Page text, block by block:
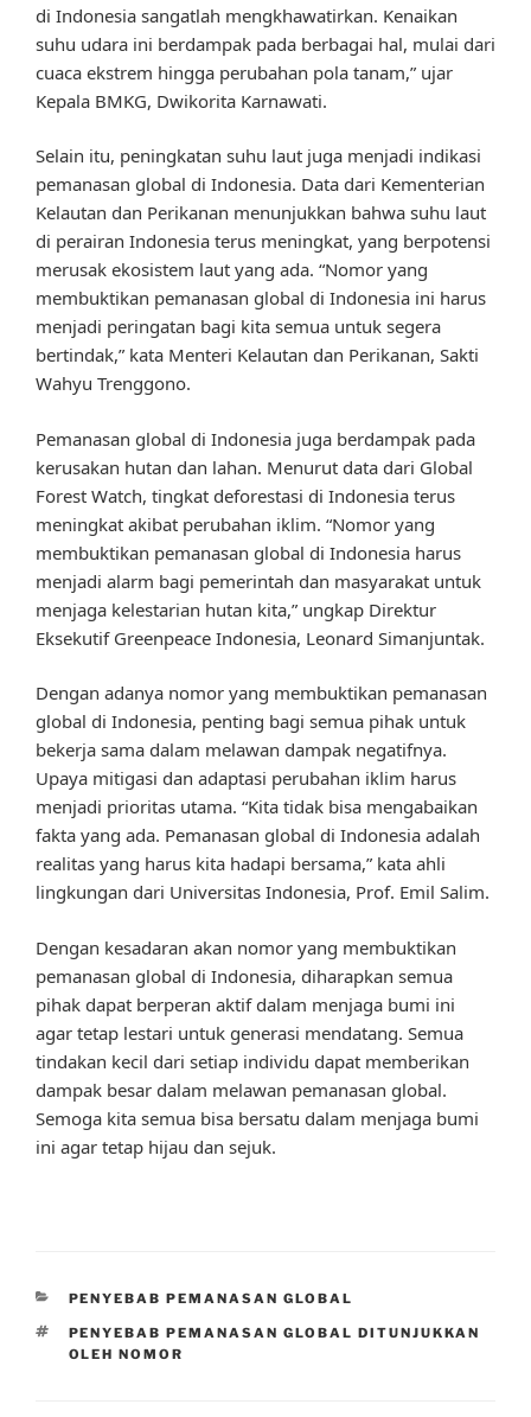
di Indonesia sangatlah mengkhawatirkan. Kenaikan
suhu udara ini berdampak pada berbagai hal, mulai dari
cuaca ekstrem hingga perubahan pola tanam,” ujar
Kepala BMKG, Dwikorita Karnawati.
Selain itu, peningkatan suhu laut juga menjadi indikasi
pemanasan global di Indonesia. Data dari Kementerian
Kelautan dan Perikanan menunjukkan bahwa suhu laut
di perairan Indonesia terus meningkat, yang berpotensi
merusak ekosistem laut yang ada. “Nomor yang
membuktikan pemanasan global di Indonesia ini harus
menjadi peringatan bagi kita semua untuk segera
bertindak,” kata Menteri Kelautan dan Perikanan, Sakti
Wahyu Trenggono.
Pemanasan global di Indonesia juga berdampak pada
kerusakan hutan dan lahan. Menurut data dari Global
Forest Watch, tingkat deforestasi di Indonesia terus
meningkat akibat perubahan iklim. “Nomor yang
membuktikan pemanasan global di Indonesia harus
menjadi alarm bagi pemerintah dan masyarakat untuk
menjaga kelestarian hutan kita,” ungkap Direktur
Eksekutif Greenpeace Indonesia, Leonard Simanjuntak.
Dengan adanya nomor yang membuktikan pemanasan
global di Indonesia, penting bagi semua pihak untuk
bekerja sama dalam melawan dampak negatifnya.
Upaya mitigasi dan adaptasi perubahan iklim harus
menjadi prioritas utama. “Kita tidak bisa mengabaikan
fakta yang ada. Pemanasan global di Indonesia adalah
realitas yang harus kita hadapi bersama,” kata ahli
lingkungan dari Universitas Indonesia, Prof. Emil Salim.
Dengan kesadaran akan nomor yang membuktikan
pemanasan global di Indonesia, diharapkan semua
pihak dapat berperan aktif dalam menjaga bumi ini
agar tetap lestari untuk generasi mendatang. Semua
tindakan kecil dari setiap individu dapat memberikan
dampak besar dalam melawan pemanasan global.
Semoga kita semua bisa bersatu dalam menjaga bumi
ini agar tetap hijau dan sejuk.
CATEGORIES
PENYEBAB PEMANASAN GLOBAL
TAGS
PENYEBAB PEMANASAN GLOBAL DITUNJUKKAN
OLEH NOMOR